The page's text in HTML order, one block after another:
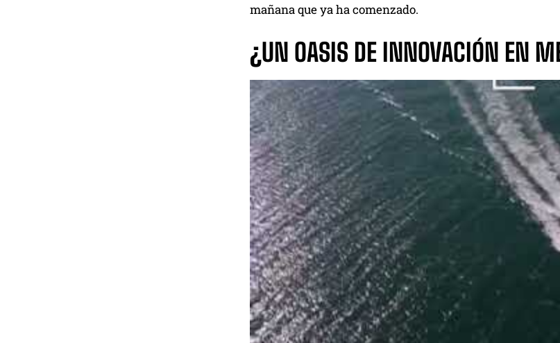
mañana que ya ha comenzado.
¿UN OASIS DE INNOVACIÓN EN